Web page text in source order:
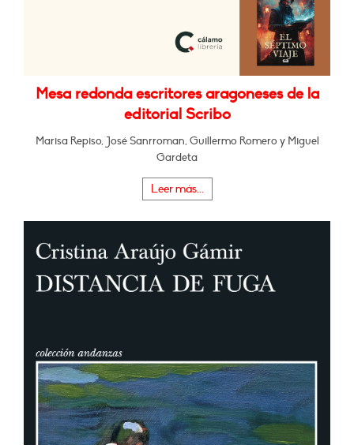
Mesa redonda escritores aragoneses de la
editorial Scribo
Marisa Repiso, José Sanrroman, Guillermo Romero y Miguel
Gardeta
Leer más...